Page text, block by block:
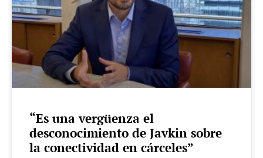
“Es una vergüenza el
desconocimiento de Javkin sobre
la conectividad en cárceles”